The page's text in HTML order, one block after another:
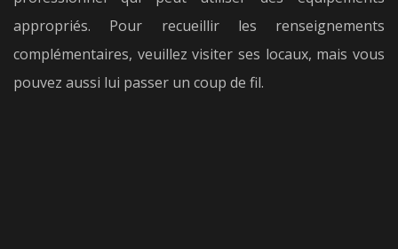
appropriés. Pour recueillir les renseignements
complémentaires, veuillez visiter ses locaux, mais vous
pouvez aussi lui passer un coup de fil.